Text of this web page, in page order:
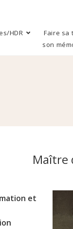
HDR
Faire sa
son
Maître
et